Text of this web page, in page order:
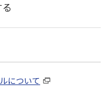
について